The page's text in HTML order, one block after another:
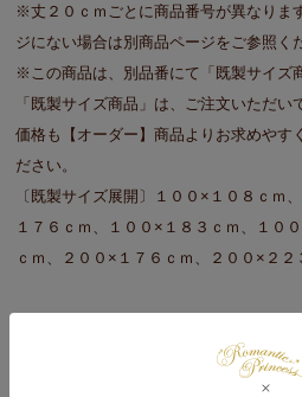
※丈２０ｃｍごとに商品番号が異なりま
ジにない場合は別商品ページをご参照く
※この商品は、別品番にて「既製サイズ
「既製サイズ商品」は、ご注文いただ
価格も【オーダー】商品よりお求めやす
ださい。
〔既製サイズ展開〕１００×１０８ｃｍ
１７６ｃｍ、１００×１８３ｃｍ、１０
ｃｍ、２００×１７６ｃｍ、２００×２２